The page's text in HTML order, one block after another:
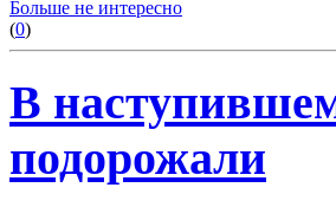
Больше не интересно
(0)
В
подорожали